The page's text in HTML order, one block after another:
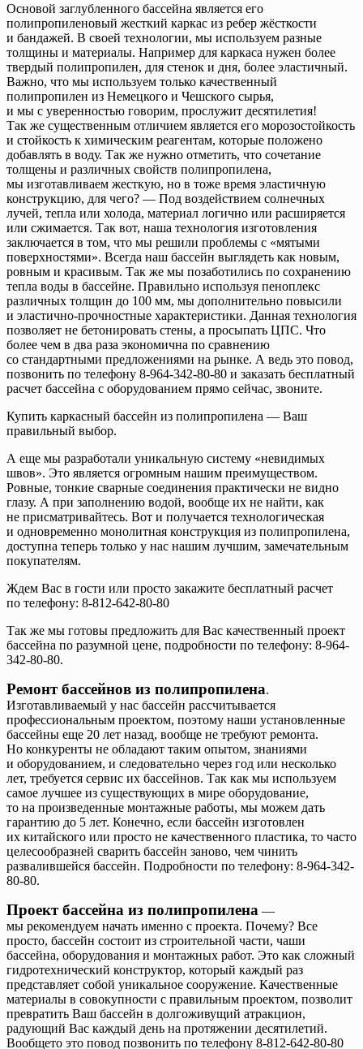
Основой заглубленного бассейна является его
полипропиленовый жесткий каркас из ребер жёсткости
и бандажей. В своей технологии, мы используем разные
толщины и материалы. Например для каркаса нужен более
твердый полипропилен, для стенок и дня, более эластичный.
Важно, что мы используем только качественный
полипропилен из Немецкого и Чешского сырья,
и мы с уверенностью говорим, прослужит десятилетия!
Так же существенным отличием является его морозостойкость
и стойкость к химическим реагентам, которые положено
добавлять в воду. Так же нужно отметить, что сочетание
толщены и различных свойств полипропилена,
мы изготавливаем жесткую, но в тоже время эластичную
конструкцию, для чего? — Под воздействием солнечных
лучей, тепла или холода, материал логично или расширяется
или сжимается. Так вот, наша технология изготовления
заключается в том, что мы решили проблемы с «мятыми
поверхностями». Всегда наш бассейн выглядеть как новым,
ровным и красивым. Так же мы позаботились по сохранению
тепла воды в бассейне. Правильно используя пеноплекс
различных толщин до 100 мм, мы дополнительно повысили
и эластично-прочностные характеристики. Данная технология
позволяет не бетонировать стены, а просыпать ЦПС. Что
более чем в два раза экономична по сравнению
со стандартными предложениями на рынке. А ведь это повод,
позвонить по телефону 8-964-342-80-80 и заказать бесплатный
расчет бассейна с оборудованием прямо сейчас, звоните.
Купить каркасный бассейн из полипропилена — Ваш
правильный выбор.
А еще мы разработали уникальную систему «невидимых
швов». Это является огромным нашим преимуществом.
Ровные, тонкие сварные соединения практически не видно
глазу. А при заполнению водой, вообще их не найти, как
не присматривайтесь. Вот и получается технологическая
и одновременно монолитная конструкция из полипропилена,
доступна теперь только у нас нашим лучшим, замечательным
покупателям.
Ждем Вас в гости или просто закажите бесплатный расчет
по телефону: 8-812-642-80-80
Так же мы готовы предложить для Вас качественный проект
бассейна по разумной цене, подробности по телефону: 8-964-
342-80-80.
Ремонт бассейнов из полипропилена.
Изготавливаемый у нас бассейн рассчитывается
профессиональным проектом, поэтому наши установленные
бассейны еще 20 лет назад, вообще не требуют ремонта.
Но конкуренты не обладают таким опытом, знаниями
и оборудованием, и следовательно через год или несколько
лет, требуется сервис их бассейнов. Так как мы используем
самое лучшее из существующих в мире оборудование,
то на произведенные монтажные работы, мы можем дать
гарантию до 5 лет. Конечно, если бассейн изготовлен
их китайского или просто не качественного пластика, то часто
целесообразней сварить бассейн заново, чем чинить
развалившейся бассейн. Подробности по телефону: 8-964-342-
80-80.
Проект бассейна из полипропилена —
мы рекомендуем начать именно с проекта. Почему? Все
просто, бассейн состоит из строительной части, чаши
бассейна, оборудования и монтажных работ. Это как сложный
гидротехнический конструктор, который каждый раз
представляет собой уникальное сооружение. Качественные
материалы в совокупности с правильным проектом, позволит
превратить Ваш бассейн в долгоживущий атракцион,
радующий Вас каждый день на протяжении десятилетий.
Вообщето это повод позвонить по телефону 8-812-642-80-80